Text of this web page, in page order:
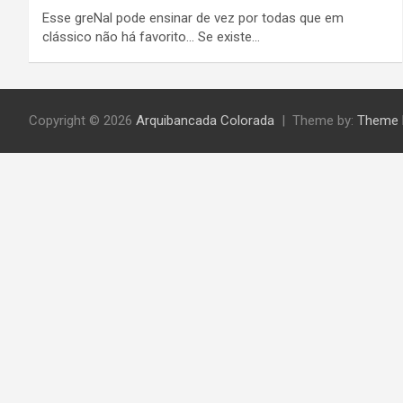
Esse greNal pode ensinar de vez por todas que em
clássico não há favorito… Se existe…
Copyright © 2026 Arquibancada Colorada Theme by: Theme